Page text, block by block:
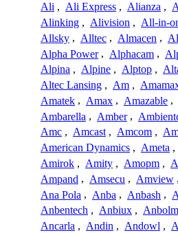
Ali , Ali Express , Alianza ,
Alinking , Alivision , All-in-
Allsky , Alltec , Almacen ,
Alpha Power , Alphacam ,
Alpina , Alpine , Alptop ,
Altec Lansing , Am ,
Amatek , Amax , Amazable ,
Ambarella , Amber ,
Amc , Amcast , Amcom ,
American Dynamics , Ameta ,
Amirok , Amity , Amopm ,
Ampand , Amsecu , Amview ,
Ana Pola , Anba , Anbash ,
Anbentech , Anbiux , Anbolm
Ancarla , Andin , Andowl ,